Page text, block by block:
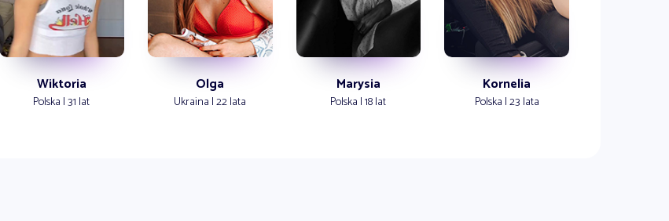
Wiktoria
Polska | 31 lat
Olga
Ukraina | 22 lata
Marysia
Polska | 18 lat
Kornelia
Polska | 23 lata